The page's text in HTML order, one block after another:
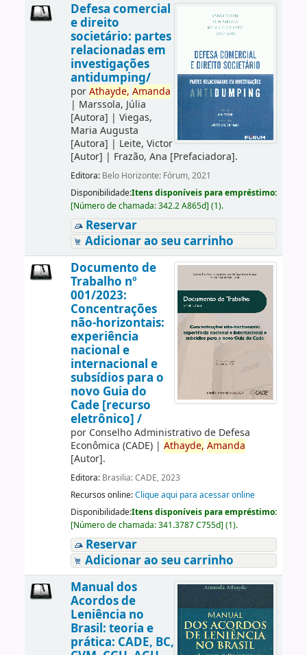
Defesa comercial
e direito
societário: partes
relacionadas em
investigações
antidumping/
porAthayde, Amanda
| Marssola, Júlia
[Autora] | Viegas,
Maria Augusta
[Autora] | Leite, Victor
[Autor] | Frazão, Ana [Prefaciadora].
Editora: Belo Horizonte: Fórum, 2021
Disponibilidade:Itens disponíveis para empréstimo:
[Número de chamada:342.2 A865d] (1).
Reservar
Adicionar ao seu carrinho
Documento de
Trabalho nº
001/2023:
Concentrações
não-horizontais:
experiência
nacional e
internacional e
subsídios para o
novo Guia do
Cade [recurso
eletrônico] /
por Conselho Administrativo de Defesa
Econômica (CADE)| Athayde, Amanda
[Autor].
Editora: Brasilia: CADE, 2023
Recursos online:Clique aqui para acessar online
Disponibilidade:Itens disponíveis para empréstimo:
[Número de chamada:341.3787 C755d] (1).
Reservar
Adicionar ao seu carrinho
Manual dos
Acordos de
Leniência no
Brasil: teoria e
prática: CADE, BC,